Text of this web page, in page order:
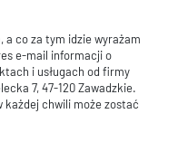
a co za tym idzie wyrażam
e-mail informacji o
i usługach od firmy
7, 47-120 Zawadzkie.
każdej chwili może zostać